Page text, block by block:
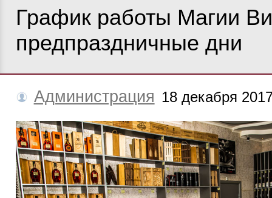
График работы Магии
предпраздничные дни
Администрация 18 декабря